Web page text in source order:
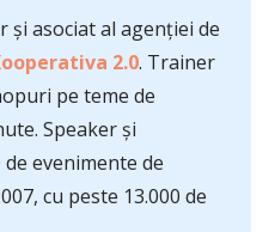
și asociat al agenției de
2.0. Trainer
pe teme de
Speaker și
evenimente de
cu peste 13.000 de